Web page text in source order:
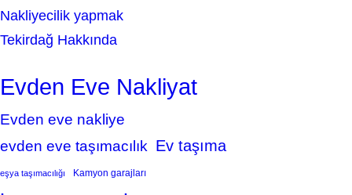
Nakliyecilik yapmak
Tekirdağ Hakkında
Evden Eve Nakliyat
Evden eve nakliye
evden eve taşımacılık Ev taşıma
eşya taşımacılığı Kamyon garajları